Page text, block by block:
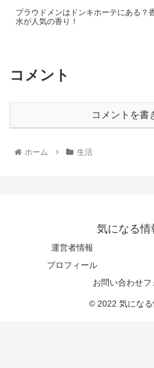
プラウドメンはドンキホーテにある？
水が人気の香り！
コメント
コメントを書
ホーム 生活
気になる情
運営者情報
プロフィール
お問い合わせフ
© 2022 気になる